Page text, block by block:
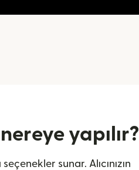
yapılır?
sunar. Alıcınızın